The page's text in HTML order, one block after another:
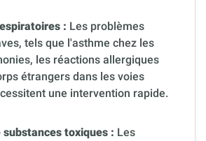
: Les problèmes
tels que l'asthme chez les
les réactions allergiques
étrangers dans les voies
une intervention rapide.
substances toxiques : Les